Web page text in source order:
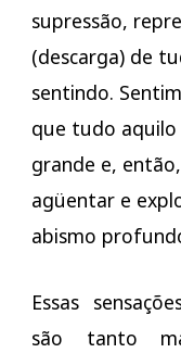
supressão,
(descarga) de
sentindo.
que tudo aquilo
grande e,
agüentar e
abismo
Essas
são tanto